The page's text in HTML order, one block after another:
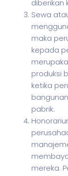
diberikan
Sewa
maka
kepada
produksi
ketika
pabrik.
mereka.